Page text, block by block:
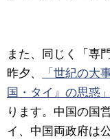
また、同じく「専
昨夕、
「世紀の大
国・タイ』の思惑
ります。中国の国
イ、中国両政府は